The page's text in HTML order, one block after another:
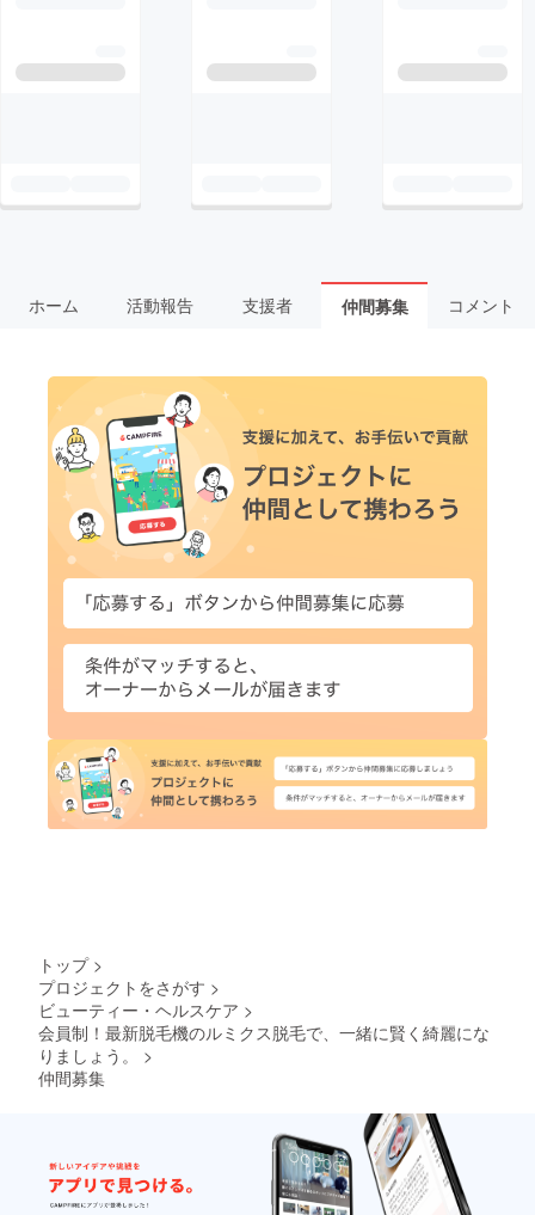
ホーム 活動報告 支援者 仲間募集 コメント
トップ >
プロジェクトをさがす >
ビューティー・ヘルスケア >
会員制！最新脱毛機のルミクス脱毛で、一緒に賢く綺麗にな
りましょう。
>
仲間募集